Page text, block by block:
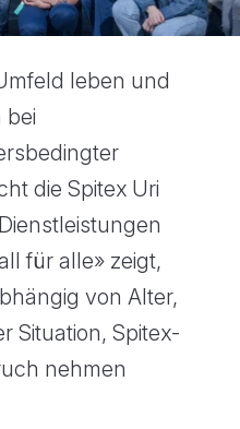
leben und
bei
die Spitex Uri
für alle» zeigt,
von Alter,
Situation, Spitex-
nehmen